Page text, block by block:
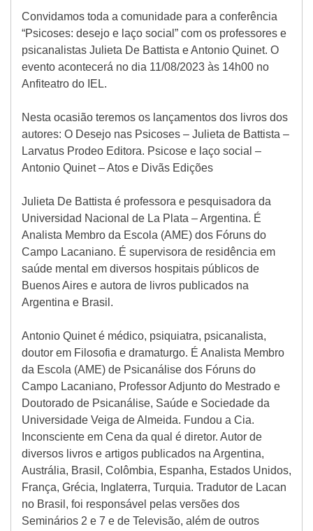
Convidamos toda a comunidade para a conferência
“Psicoses: desejo e laço social” com os professores e
psicanalistas Julieta De Battista e Antonio Quinet. O
evento acontecerá no dia 11/08/2023 às 14h00 no
Anfiteatro do IEL.
Nesta ocasião teremos os lançamentos dos livros dos
autores: O Desejo nas Psicoses – Julieta de Battista –
Larvatus Prodeo Editora. Psicose e laço social –
Antonio Quinet – Atos e Divãs Edições
Julieta De Battista é professora e pesquisadora da
Universidad Nacional de La Plata – Argentina. É
Analista Membro da Escola (AME) dos Fóruns do
Campo Lacaniano. É supervisora de residência em
saúde mental em diversos hospitais públicos de
Buenos Aires e autora de livros publicados na
Argentina e Brasil.
Antonio Quinet é médico, psiquiatra, psicanalista,
doutor em Filosofia e dramaturgo. É Analista Membro
da Escola (AME) de Psicanálise dos Fóruns do
Campo Lacaniano, Professor Adjunto do Mestrado e
Doutorado de Psicanálise, Saúde e Sociedade da
Universidade Veiga de Almeida. Fundou a Cia.
Inconsciente em Cena da qual é diretor. Autor de
diversos livros e artigos publicados na Argentina,
Austrália, Brasil, Colômbia, Espanha, Estados Unidos,
França, Grécia, Inglaterra, Turquia. Tradutor de Lacan
no Brasil, foi responsável pelas versões dos
Seminários 2 e 7 e de Televisão, além de outros